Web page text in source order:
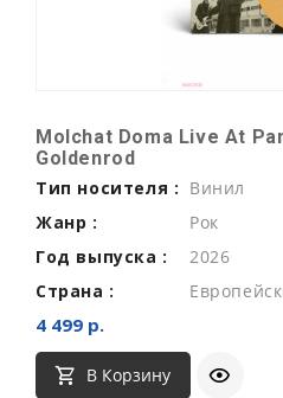
Molchat Doma Live At
Goldenrod
Тип носителя : Винил
Жанр :
Рок
Год выпуска :
2026
Страна :
4 499 р.
В Корзину